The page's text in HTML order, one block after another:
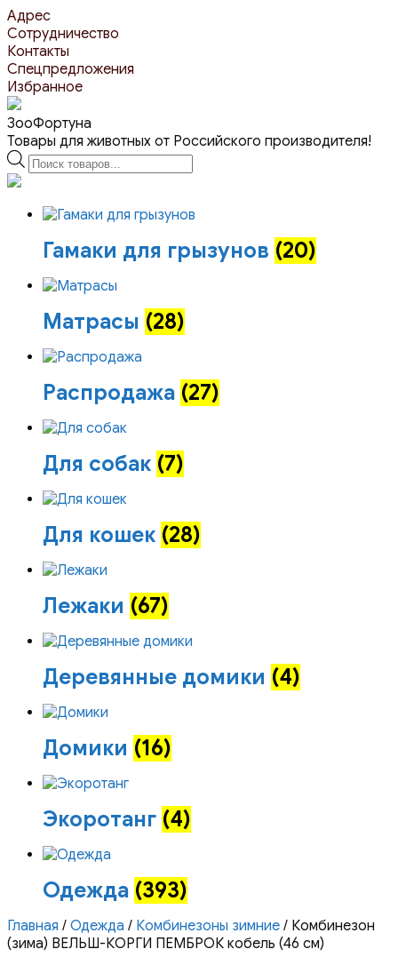
Перейти
к
контенту
Адрес
Сотрудничество
Контакты
Спецпредложения
Избранное
ЗооФортуна
Товары для животных от Российского производителя!
Поиск
товаров
Гамаки для грызунов (20)
Матрасы (28)
Распродажа (27)
Для собак (7)
Для кошек (28)
Лежаки (67)
Деревянные домики (4)
Домики (16)
Экоротанг (4)
Одежда (393)
Главная / Одежда / Комбинезоны зимние / Комбинезон
(зима) ВЕЛЬШ-КОРГИ ПЕМБРОК кобель (46 см)